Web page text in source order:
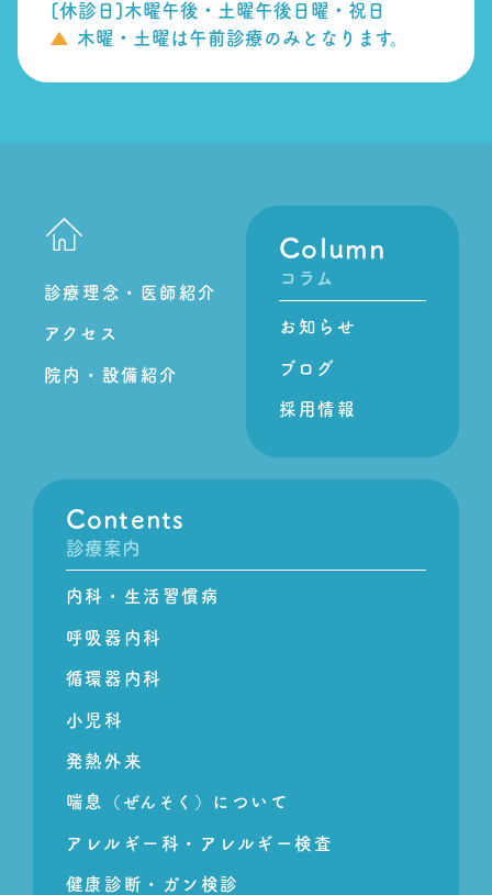
[休診日]木曜午後・土曜午後日曜・祝日
木曜・土曜は午前診療のみとなります。
診療理念・医師紹介
アクセス
院内・設備紹介
Column
コラム
お知らせ
ブログ
採用情報
Contents
診療案内
内科・生活習慣病
呼吸器内科
循環器内科
小児科
発熱外来
喘息 （ぜんそく） について
アレルギー科・アレルギー検査
健康診断・ガン検診